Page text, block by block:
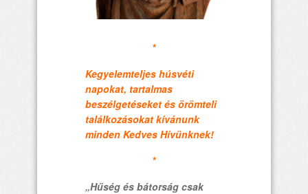
*
Kegyelemteljes húsvéti
napokat, tartalmas
beszélgetéseket és örömteli
találkozásokat kívánunk
minden Kedves Hívünknek!
*
„Hűség és bátorság csak